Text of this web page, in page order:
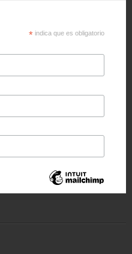
* indica que es obligatorio